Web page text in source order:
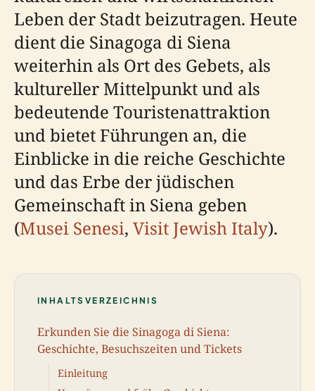
Leben der Stadt beizutragen. Heute
dient die Sinagoga di Siena
weiterhin als Ort des Gebets, als
kultureller Mittelpunkt und als
bedeutende Touristenattraktion
und bietet Führungen an, die
Einblicke in die reiche Geschichte
und das Erbe der jüdischen
Gemeinschaft in Siena geben
(Musei Senesi, Visit Jewish Italy).
INHALTSVERZEICHNIS
Erkunden Sie die Sinagoga di Siena:
Geschichte, Besuchszeiten und Tickets
Einleitung